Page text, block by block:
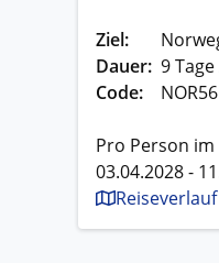
Ziel:
Dauer: 9
Code:
Pro Person
03.04.2028 -
Reiseverlauf